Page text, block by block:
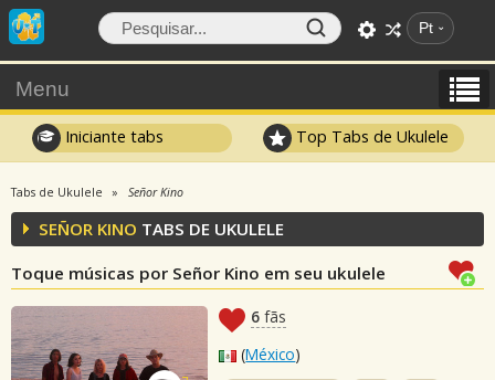
Pt
Menu
Iniciante tabs Top Tabs de Ukulele
Tabs de Ukulele Señor Kino
SEÑOR KINO TABS DE UKULELE
Toque músicas por Señor Kino em seu ukulele
6 fãs
(México)